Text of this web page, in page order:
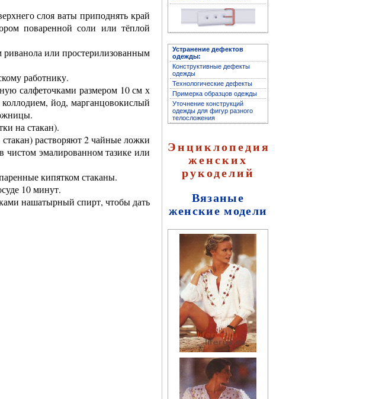
слоя ваты приподнять край
поваренной соли или тёплой
или простерилизованным
работнику.
салфеточками размером 10 см х
йод, марганцовокислый
на стакан).
растворяют 2 чайные ложки
чистом эмалированном тазике или
кипятком стаканы.
10 минут.
нашатырный спирт, чтобы дать
Архив журнала
"Здоровье"
Архив журнала "Твоё
здоровье"
Целебные свойства
пищевых растений
Устранение дефектов
одежды:
Конструктивные дефекты
одежды
Технологические дефекты
Примерка образцов одежды
Уточнение конструкций
одежды для фигур разного
телосложения
Энциклопедия
женских
рукоделий
Вязаные
женские модели